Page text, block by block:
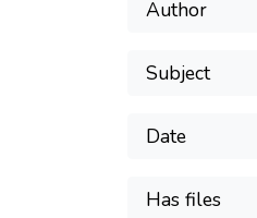
Author
Subject
Date
Has files